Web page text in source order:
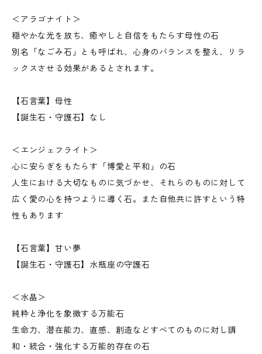
＜アラゴナイト＞
穏やかな光を放ち、癒やしと自信をもたらす母性の石
別名「なごみ石」とも呼ばれ、心身のバランスを整え、リラ
ックスさせる効果があるとされます。
【石言葉】母性
【誕生石・守護石】なし
＜エンジェフライト＞
心に安らぎをもたらす「博愛と平和」の石
人生における大切なものに気づかせ、それらのものに対して
広く愛の心を持つように導く石。また自他共に許すという特
性もあります
【石言葉】甘い夢
【誕生石・守護石】水瓶座の守護石
＜水晶＞
純粋と浄化を象徴する万能石
生命力、潜在能力、直感、創造などすべてのものに対し調
和・統合・強化する万能的存在の石